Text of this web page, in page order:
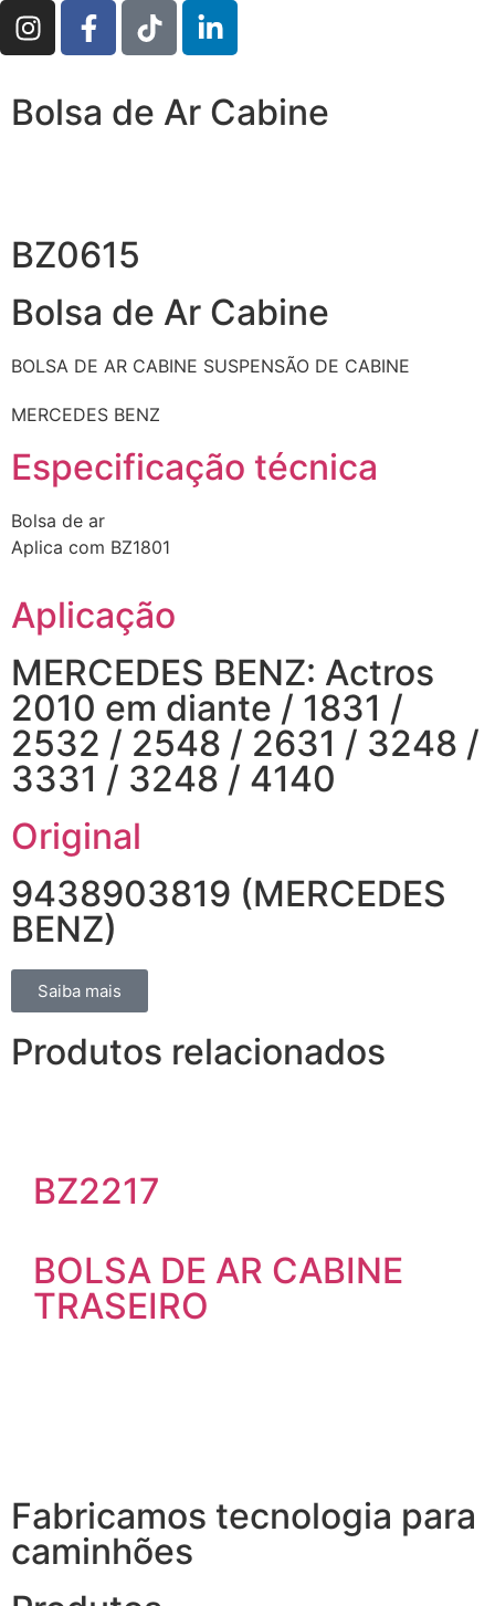
Bolsa de Ar Cabine
BZ0615
Bolsa de Ar Cabine
BOLSA DE AR CABINE SUSPENSÃO DE CABINE
MERCEDES BENZ
Especificação técnica
Bolsa de ar
Aplica com BZ1801
Aplicação
MERCEDES BENZ: Actros
2010 em diante / 1831 /
2532 / 2548 / 2631 / 3248 /
3331 / 3248 / 4140
Original
9438903819 (MERCEDES
BENZ)
Saiba mais
Produtos relacionados
BZ2217
BOLSA DE AR CABINE
TRASEIRO
Fabricamos tecnologia para
caminhões